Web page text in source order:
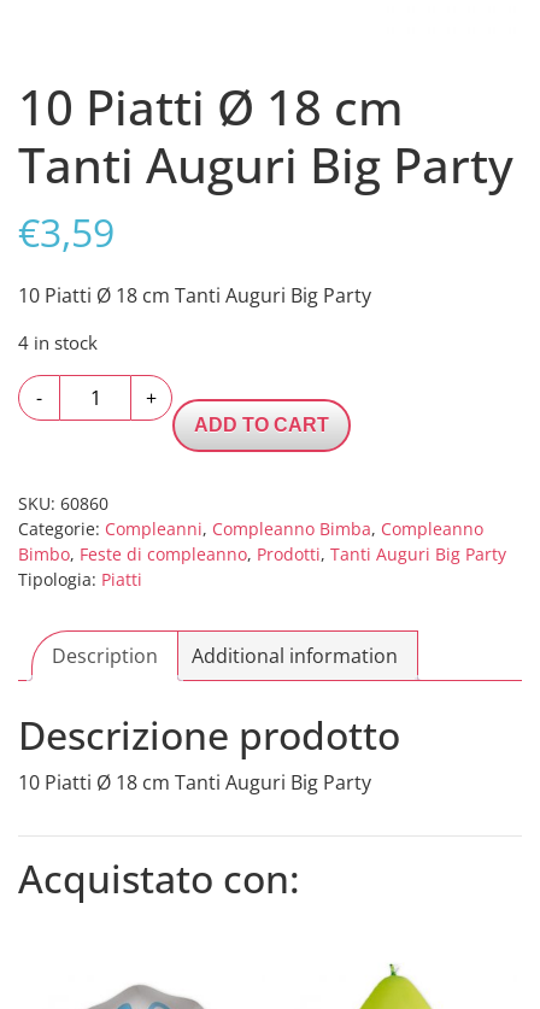
10 Piatti Ø 18 cm
Tanti Auguri Big Party
€3,59
10 Piatti Ø 18 cm Tanti Auguri Big Party
4 in stock
-
Piatti
cm
Tanti
Auguri
Big
quantity
+
ADD TO CART
SKU: 60860
Categorie: Compleanni, Compleanno Bimba, Compleanno
Bimbo, Feste di compleanno, Prodotti, Tanti Auguri Big Party
Tipologia: Piatti
Description Additional information
Descrizione prodotto
10 Piatti Ø 18 cm Tanti Auguri Big Party
Acquistato con: